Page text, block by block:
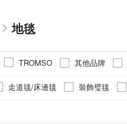
地毯
TROMSO 其他品牌
金德恩 日本山崎
走道毯/床邊毯 裝飾璧毯
珪藻/硅藻